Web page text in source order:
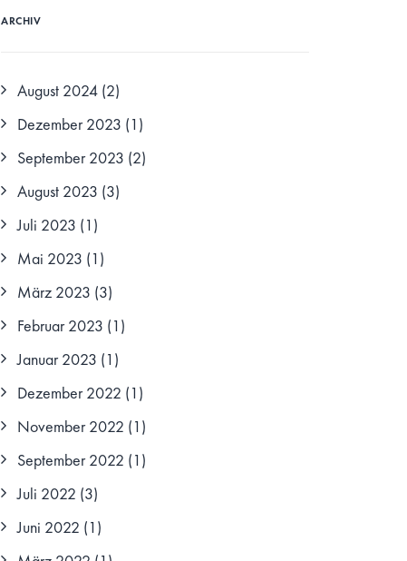
ARCHIV
August 2024 (2)
Dezember 2023 (1)
September 2023 (2)
August 2023 (3)
Juli 2023 (1)
Mai 2023 (1)
März 2023 (3)
Februar 2023 (1)
Januar 2023 (1)
Dezember 2022 (1)
November 2022 (1)
September 2022 (1)
Juli 2022 (3)
Juni 2022 (1)